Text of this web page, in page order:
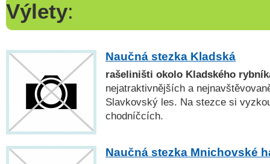
Výlety:
Naučná stezka Kladská
rašeliništi okolo Kladského
nejatraktivnějších a
Slavkovský les. Na stezce si
chodníčcích.
Naučná stezka Mnichovské